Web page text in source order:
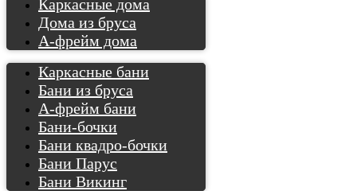
Каркасные дома
Дома из бруса
А-фрейм дома
Каркасные бани
Бани из бруса
А-фрейм бани
Бани-бочки
Бани квадро-бочки
Бани Парус
Бани Викинг